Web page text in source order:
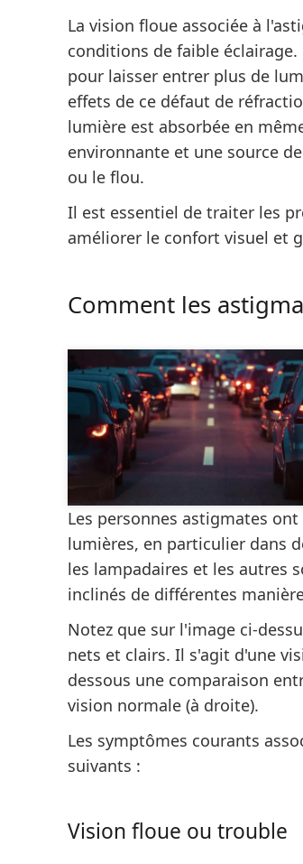
La vision floue associée à
conditions de faible
pour laisser entrer plus de
effets de ce défaut de
lumière est absorbée en
environnante et une source
ou le flou.
Il est essentiel de traiter les
améliorer le confort visuel et
Comment les
Les personnes astigmates
lumières, en particulier dans
les lampadaires et les autres
inclinés de différentes
Notez que sur l'image ci-
nets et clairs. Il s'agit d'une
dessous une comparaison
vision normale (à droite).
Les symptômes courants
suivants :
Vision floue ou trouble